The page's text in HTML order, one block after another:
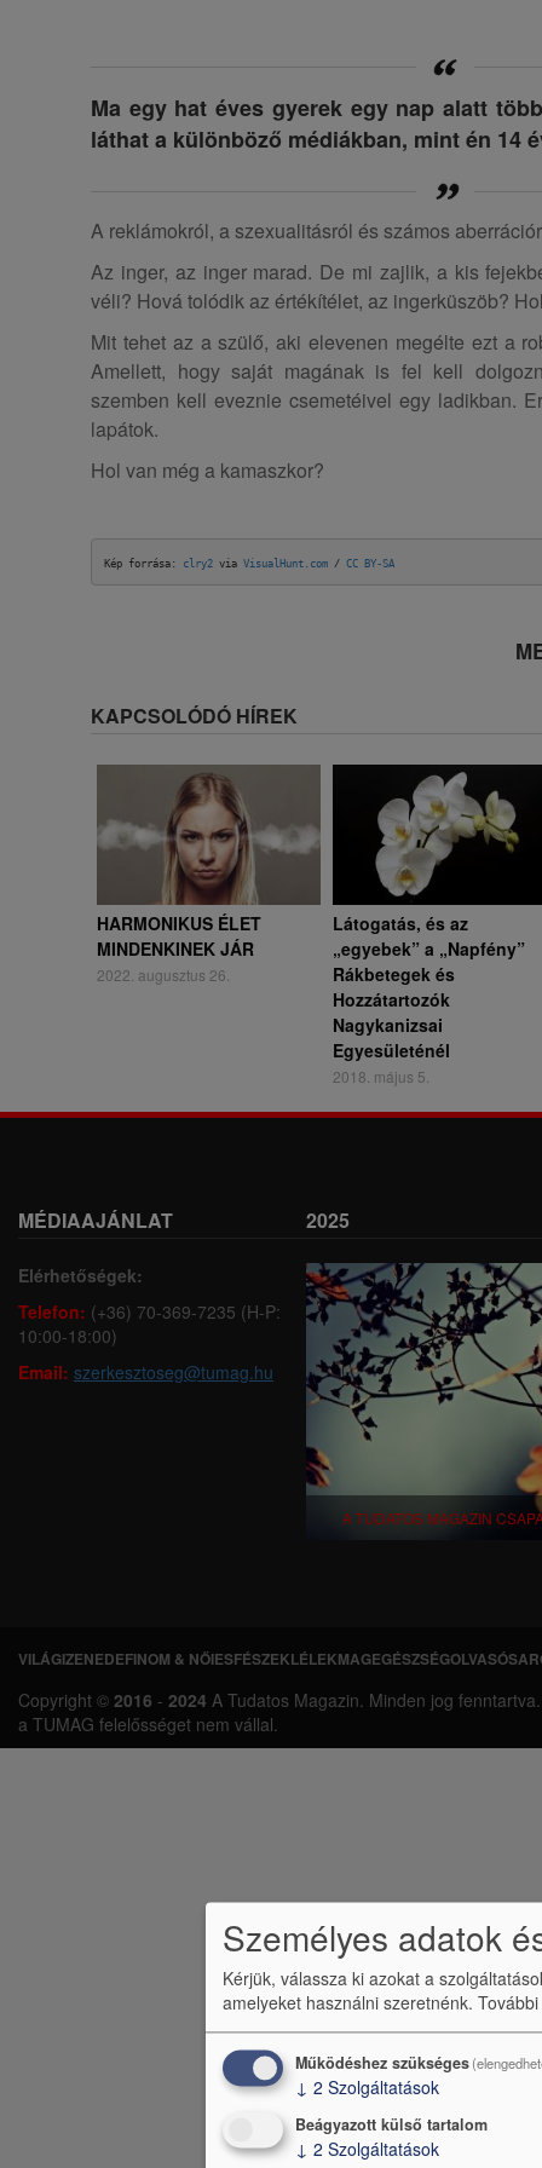
Ma egy hat éves gyerek egy nap alatt
láthat a különböző médiákban, mint én 14
A reklámokról, a szexualitásról és számos
Az inger, az inger marad. De mi zajlik, a kis
véli? Hová tolódik az értékítélet, az ingerküszöb?
Mit tehet az a szülő, aki elevenen megélte ezt a
Amellett, hogy saját magának is fel kell
szemben kell eveznie csemetéivel egy ladikban.
lapátok.
Hol van még a kamaszkor?
Kép forrása: clry2 via VisualHunt.com / CC BY-SA
KAPCSOLÓDÓ HÍREK
HARMONIKUS ÉLET
MINDENKINEK JÁR
2022. augusztus 26.
Látogatás, és az
„egyebek” a „Napfény”
Rákbetegek és
Hozzátartozók
Nagykanizsai
Egyesületénél
2018. május 5.
MÉDIAAJÁNLAT
Elérhetőségek:
Telefon: (+36) 70-369-7235 (H-P:
10:00-18:00)
Email: szerkesztoseg@tumag.hu
2025
A TUDATOS MAGAZIN
L
á
VILÁGIZENEDEFINOM & NŐIESFÉSZEKLÉLEKMAGEGÉSZSÉG
Copyright © 2016 - 2024 A Tudatos Magazin. Minden jog
a TUMAG felelősséget nem vállal.
Személyes adatok
Kérjük, válassza ki azokat a
amelyeket használni szeretnénk.
Működéshez szükséges
↓ 2 Szolgáltatások
Beágyazott külső tartalom
↓ 2 Szolgáltatások